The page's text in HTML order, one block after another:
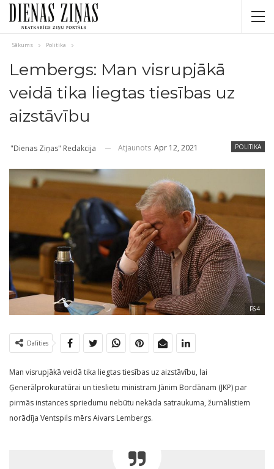
Sākums Politika
Lembergs: Man visrupjākā
veidā tika liegtas tiesības uz
aizstāvību
POLITIKA
"Dienas Ziņas" Redakcija Atjaunots Apr 12, 2021
F64
Dalīties
Man visrupjākā veidā tika liegtas tiesības uz aizstāvību, lai
Ģenerālprokuratūrai un tieslietu ministram Jānim Bordānam (JKP) par
pirmās instances spriedumu nebūtu nekāda satraukuma, žurnālistiem
norādīja Ventspils mērs Aivars Lembergs.